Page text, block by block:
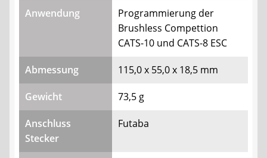
Anwendung
Programmierung der
Brushless Compettion
CATS-10 und CATS-8 ESC
Abmessung 115,0 x 55,0 x 18,5 mm
Gewicht 73,5 g
Anschluss
Stecker
Futaba